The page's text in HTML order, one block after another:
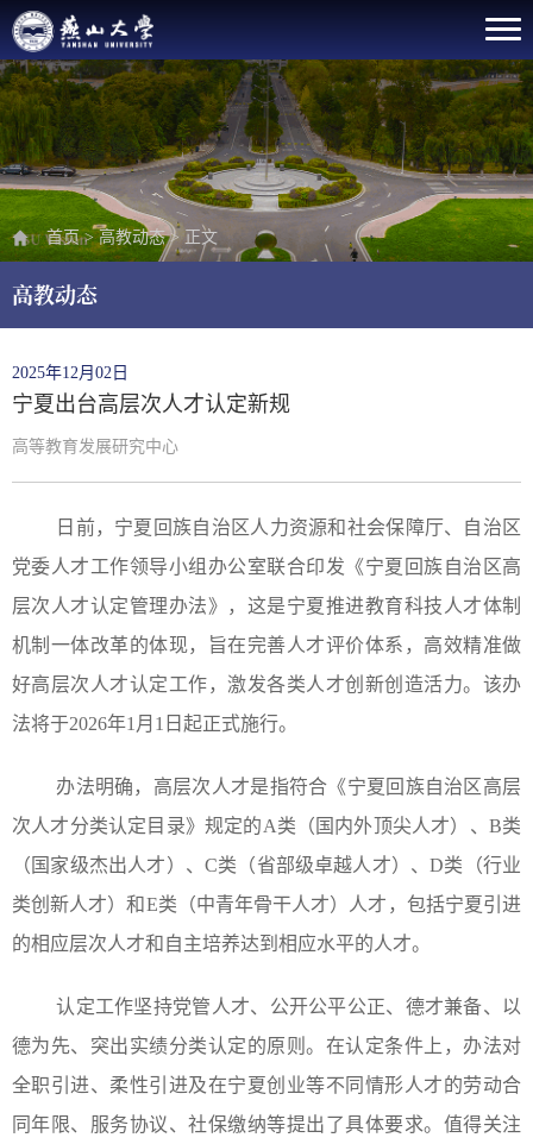
首页>高教动态> 正文
高教动态
2025年12月02日
宁夏出台高层次人才认定新规
高等教育发展研究中心
日前，宁夏回族自治区人力资源和社会保障厅、自治区
党委人才工作领导小组办公室联合印发《宁夏回族自治区高
层次人才认定管理办法》，这是宁夏推进教育科技人才体制
机制一体改革的体现，旨在完善人才评价体系，高效精准做
好高层次人才认定工作，激发各类人才创新创造活力。该办
法将于2026年1月1日起正式施行。
办法明确，高层次人才是指符合《宁夏回族自治区高层
次人才分类认定目录》规定的A类（国内外顶尖人才）、B类
（国家级杰出人才）、C类（省部级卓越人才）、D类（行业
类创新人才）和E类（中青年骨干人才）人才，包括宁夏引进
的相应层次人才和自主培养达到相应水平的人才。
认定工作坚持党管人才、公开公平公正、德才兼备、以
德为先、突出实绩分类认定的原则。在认定条件上，办法对
全职引进、柔性引进及在宁夏创业等不同情形人才的劳动合
同年限、服务协议、社保缴纳等提出了具体要求。值得关注